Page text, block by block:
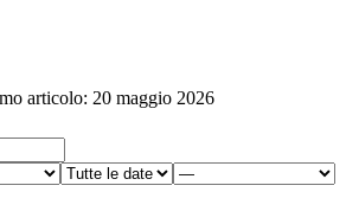
articolo: 20 maggio 2026